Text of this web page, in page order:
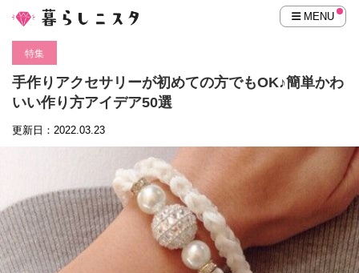
MENU
特集
手作りアクセサリーが初めての方でもOK♪簡単かわ
いい作り方アイデア50選
更新日：2022.03.23